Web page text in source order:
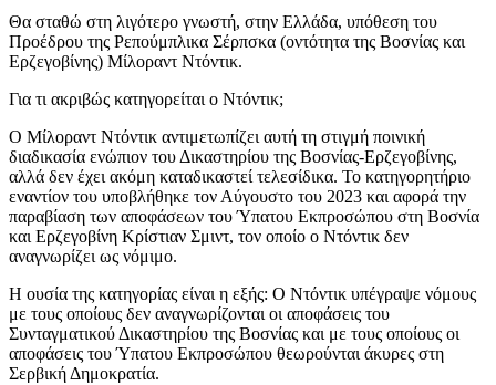
Θα σταθώ στη λιγότερο γνωστή, στην Ελλάδα, υπόθεση του
Προέδρου της Ρεπούμπλικα Σέρπσκα (οντότητα της Βοσνίας και
Ερζεγοβίνης) Μίλοραντ Ντόντικ.
Για τι ακριβώς κατηγορείται ο Ντόντικ;
Ο Μίλοραντ Ντόντικ αντιμετωπίζει αυτή τη στιγμή ποινική
διαδικασία ενώπιον του Δικαστηρίου της Βοσνίας-Ερζεγοβίνης,
αλλά δεν έχει ακόμη καταδικαστεί τελεσίδικα. Το κατηγορητήριο
εναντίον του υποβλήθηκε τον Αύγουστο του 2023 και αφορά την
παραβίαση των αποφάσεων του Ύπατου Εκπροσώπου στη Βοσνία
και Ερζεγοβίνη Κρίστιαν Σμιντ, τον οποίο ο Ντόντικ δεν
αναγνωρίζει ως νόμιμο.
Η ουσία της κατηγορίας είναι η εξής: Ο Ντόντικ υπέγραψε νόμους
με τους οποίους δεν αναγνωρίζονται οι αποφάσεις του
Συνταγματικού Δικαστηρίου της Βοσνίας και με τους οποίους οι
αποφάσεις του Ύπατου Εκπροσώπου θεωρούνται άκυρες στη
Σερβική Δημοκρατία.